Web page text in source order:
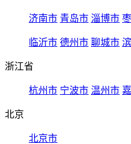
济南市 青岛市 淄博市
临沂市 德州市 聊城市
浙江省
杭州市 宁波市 温州市
北京
北京市